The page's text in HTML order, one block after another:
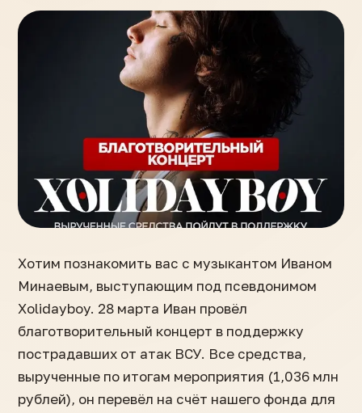
Хотим познакомить вас с музыкантом Иваном
Минаевым, выступающим под псевдонимом
Xolidayboy. 28 марта Иван провёл
благотворительный концерт в поддержку
пострадавших от атак ВСУ. Все средства,
вырученные по итогам мероприятия (1,036 млн
рублей), он перевёл на счёт нашего фонда для